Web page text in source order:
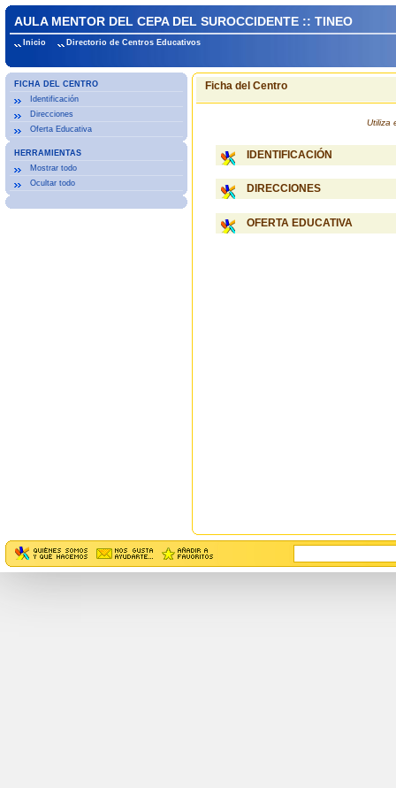
AULA MENTOR DEL CEPA DEL SUROCCIDENTE :: TINEO
Inicio Directorio de Centros Educativos
FICHA DEL CENTRO
Identificación
Direcciones
Oferta Educativa
HERRAMIENTAS
Mostrar todo
Ocultar todo
Ficha del Centro
Utiliza
IDENTIFICACIÓN
DIRECCIONES
OFERTA EDUCATIVA